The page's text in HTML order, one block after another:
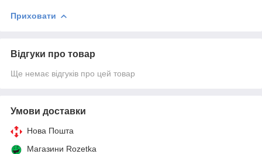
Приховати
Відгуки про товар
Ще немає відгуків про цей товар
Умови доставки
Нова Пошта
Магазини Rozetka